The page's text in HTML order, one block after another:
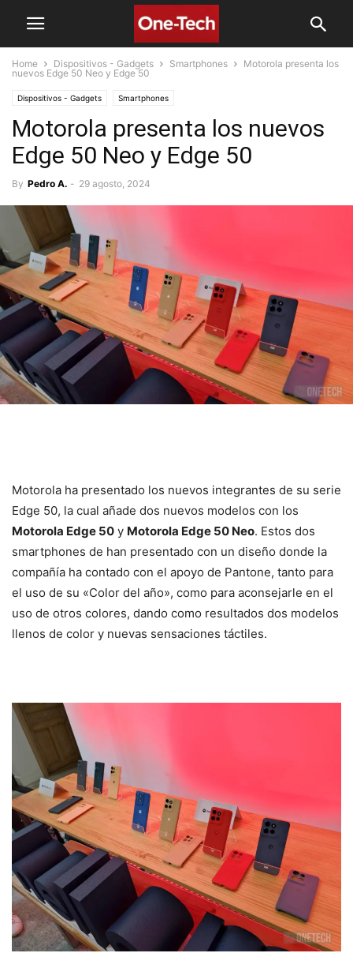
Home Dispositivos - Gadgets Smartphones
Motorola presenta los
nuevos Edge 50 Neo y Edge 50
Dispositivos - Gadgets Smartphones
Motorola presenta los nuevos
Edge 50 Neo y Edge 50
By Pedro A. - 29 agosto, 2024
Motorola ha presentado los nuevos integrantes de su serie
Edge 50, la cual añade dos nuevos modelos con los
Motorola Edge 50 y Motorola Edge 50 Neo. Estos dos
smartphones de han presentado con un diseño donde la
compañía ha contado con el apoyo de Pantone, tanto para
el uso de su «Color del año», como para aconsejarle en el
uso de otros colores, dando como resultados dos modelos
llenos de color y nuevas sensaciones táctiles.